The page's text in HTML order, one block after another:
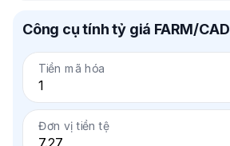
Công cụ tính tỷ giá FARM/CAD
Tiền mã hóa
Đơn vị tiền tệ